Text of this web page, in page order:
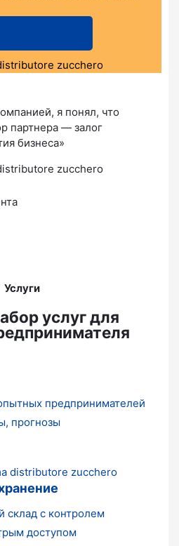
я понял, что
партнера — залог
бизнеса»
Услуги
услуг для
предпринимателей
прогнозы
склад с контролем
доступом